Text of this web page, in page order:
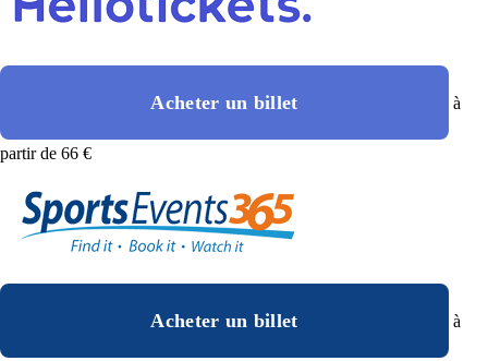
Acheter un billet à
partir de 66 €
Acheter un billet à